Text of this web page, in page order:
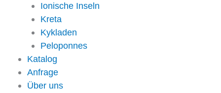
Ionische Inseln
Kreta
Kykladen
Peloponnes
Katalog
Anfrage
Über uns